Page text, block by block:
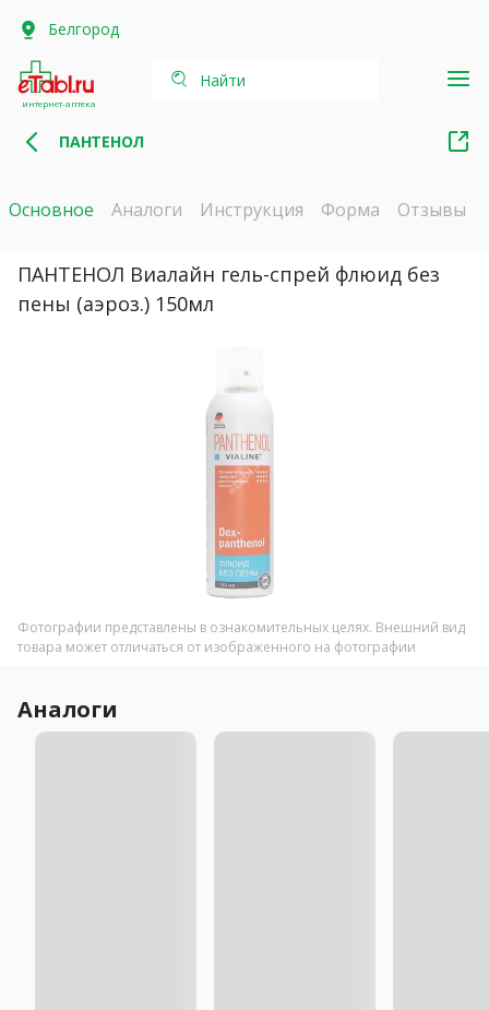
Белгород
интернет-аптека
Найти
ПАНТЕНОЛ
Основное Аналоги Инструкция Форма Отзывы
ПАНТЕНОЛ Виалайн гель-спрей флюид без
пены (аэроз.) 150мл
Фотографии представлены в ознакомительных целях. Внешний вид
товара может отличаться от изображенного на фотографии
Аналоги